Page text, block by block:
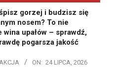
gorzej i budzisz się
nosem? To nie
wina upałów – sprawdź,
pogarsza jakość
ON: 24 LIPCA, 2026